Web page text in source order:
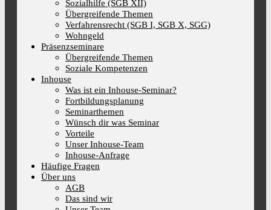
Sozialhilfe (SGB XII)
Übergreifende Themen
Verfahrensrecht (SGB I, SGB X, SGG)
Wohngeld
Präsenzseminare
Übergreifende Themen
Soziale Kompetenzen
Inhouse
Was ist ein Inhouse-Seminar?
Fortbildungsplanung
Seminarthemen
Wünsch dir was Seminar
Vorteile
Unser Inhouse-Team
Inhouse-Anfrage
Häufige Fragen
Über uns
AGB
Das sind wir